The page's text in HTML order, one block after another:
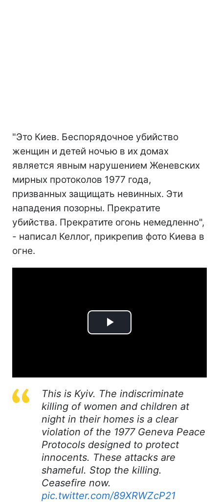
"Это Киев. Беспорядочное убийство
женщин и детей ночью в их домах
является явным нарушением Женевских
мирных протоколов 1977 года,
призванных защищать невинных. Эти
нападения позорны. Прекратите
убийства. Прекратите огонь немедленно",
- написал Келлог, прикрепив фото Киева в
огне.
Play
This is Kyiv. The indiscriminate
killing of women and children at
night in their homes is a clear
violation of the 1977 Geneva Peace
Protocols designed to protect
innocents. These attacks are
shameful. Stop the killing.
Ceasefire now.
pic.twitter.com/89XRWZcP21